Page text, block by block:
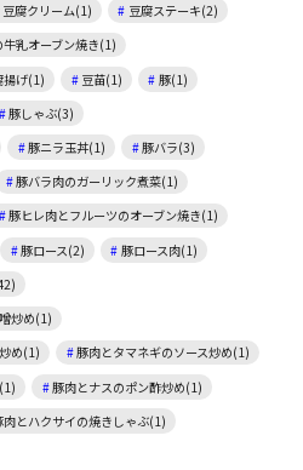
豆腐クリーム(1)
豆腐ステーキ(2)
牛乳オーブン焼き(1)
揚げ(1) 豆苗(1)
豚(1)
豚しゃぶ(3)
豚ニラ玉丼(1)
豚バラ(3)
豚バラ肉のガーリック煮菜(1)
豚ヒレ肉とフルーツのオーブン焼き(1)
豚ロース(2)
豚ロース肉(1)
炒め(1)
め(1)
豚肉とタマネギのソース炒め(1)
豚肉とナスのポン酢炒め(1)
肉とハクサイの焼きしゃぶ(1)